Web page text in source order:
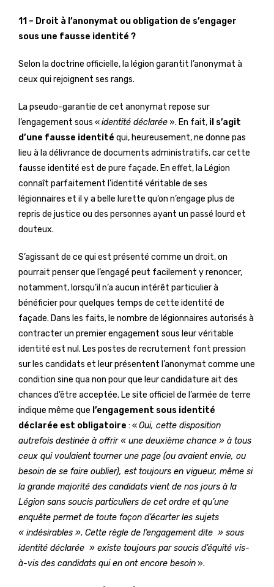
11 – Droit à l’anonymat ou obligation de s’engager
sous une fausse identité ?
Selon la doctrine officielle, la légion garantit l’anonymat à
ceux qui rejoignent ses rangs.
La pseudo-garantie de cet anonymat repose sur
l’engagement sous «identité déclarée ». En fait, il s’agit
d’une fausse identité qui, heureusement, ne donne pas
lieu à la délivrance de documents administratifs, car cette
fausse identité est de pure façade. En effet, la Légion
connaît parfaitement l’identité véritable de ses
légionnaires et il y a belle lurette qu’on n’engage plus de
repris de justice ou des personnes ayant un passé lourd et
douteux.
S’agissant de ce qui est présenté comme un droit, on
pourrait penser que l’engagé peut facilement y renoncer,
notamment, lorsqu’il n’a aucun intérêt particulier à
bénéficier pour quelques temps de cette identité de
façade. Dans les faits, le nombre de légionnaires autorisés à
contracter un premier engagement sous leur véritable
identité est nul. Les postes de recrutement font pression
sur les candidats et leur présentent l’anonymat comme une
condition sine qua non pour que leur candidature ait des
chances d’être acceptée. Le site officiel de l’armée de terre
indique même que l’engagement sous identité
déclarée est obligatoire : «Oui, cette disposition
autrefois destinée à offrir « une deuxième chance » à tous
ceux qui voulaient tourner une page (ou avaient envie, ou
besoin de se faire oublier), est toujours en vigueur, même si
la grande majorité des candidats vient de nos jours à la
Légion sans soucis particuliers de cet ordre et qu’une
enquête permet de toute façon d’écarter les sujets
« indésirables ». Cette règle de l’engagement dite » sous
identité déclarée » existe toujours par soucis d’équité vis-
à-vis des candidats qui en ont encore besoin ».